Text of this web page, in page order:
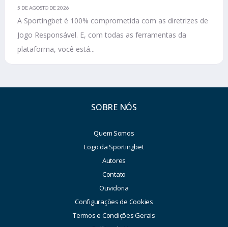
5 DE AGOSTO DE 2026
A Sportingbet é 100% comprometida com as diretrizes de
Jogo Responsável. E, com todas as ferramentas da
plataforma, você está...
SOBRE NÓS
Quem Somos
Logo da Sportingbet
Autores
Contato
Ouvidoria
Configurações de Cookies
Termos e Condições Gerais